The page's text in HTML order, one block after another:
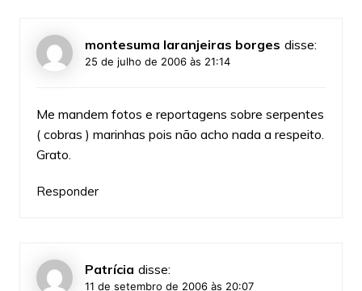
montesuma laranjeiras borges disse:
25 de julho de 2006 às 21:14
Me mandem fotos e reportagens sobre serpentes
( cobras ) marinhas pois não acho nada a respeito.
Grato.
Responder
Patrícia disse:
11 de setembro de 2006 às 20:07